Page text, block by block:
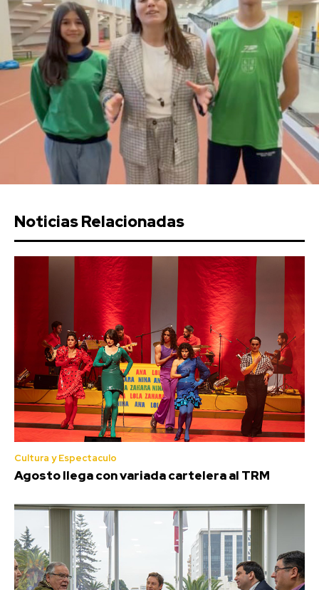
Noticias Relacionadas
Cultura y Espectaculo
Agosto llega con variada cartelera al TRM